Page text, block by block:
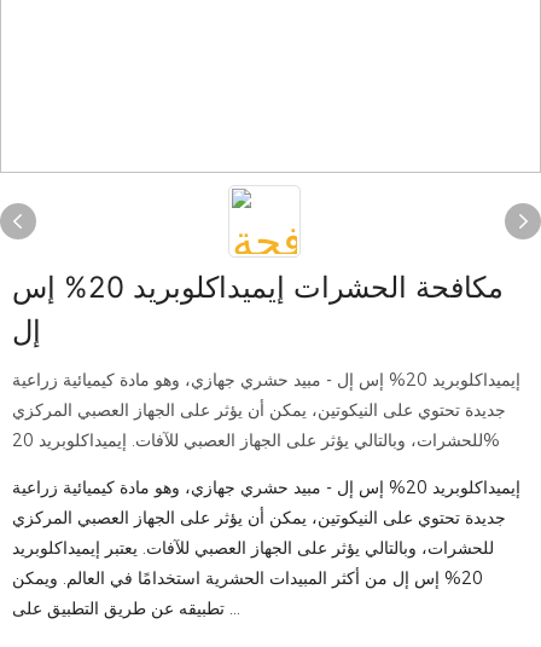
مكافحة الحشرات إيميداكلوبريد 20% إس
إل
إيميداكلوبريد 20% إس إل - مبيد حشري جهازي، وهو مادة كيميائية زراعية
جديدة تحتوي على النيكوتين، يمكن أن يؤثر على الجهاز العصبي المركزي
للحشرات، وبالتالي يؤثر على الجهاز العصبي للآفات. إيميداكلوبريد 20%
إيميداكلوبريد 20% إس إل - مبيد حشري جهازي، وهو مادة كيميائية زراعية
جديدة تحتوي على النيكوتين، يمكن أن يؤثر على الجهاز العصبي المركزي
للحشرات، وبالتالي يؤثر على الجهاز العصبي للآفات. يعتبر إيميداكلوبريد
20% إس إل من أكثر المبيدات الحشرية استخدامًا في العالم. ويمكن
تطبيقه عن طريق التطبيق على ...